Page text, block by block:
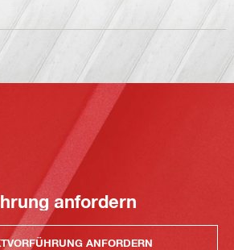
anfordern
ANFORDERN